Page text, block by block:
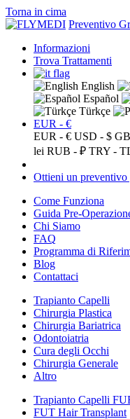
Torna in cima
Preventivo
Informazioni
Trova Trattamenti
English
Español
Türkçe
EUR - €
EUR - € USD - $
lei RUB - ₽ TRY -
Ottieni un preventivo
Come Funziona
Guida Pre-
Chi Siamo
FAQ
Programma di
Blog
Contattaci
Trapianto Capelli
Chirurgia Plastica
Chirurgia Bariatrica
Odontoiatria
Cura degli Occhi
Chirurgia Generale
Altro
Trapianto Capelli
FUT Hair Transplant